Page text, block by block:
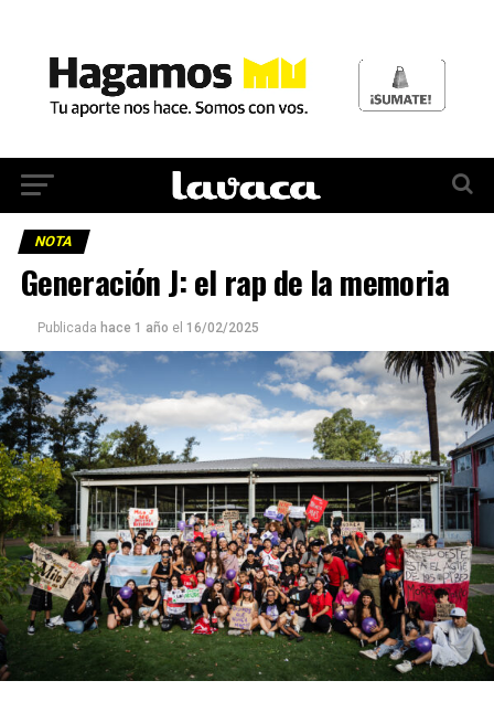
NOTA
Generación J: el rap de la memoria
Publicada hace 1 año el 16/02/2025